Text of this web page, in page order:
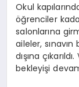
Okul
öğrenciler
salonlarına
aileler,
dışına
bekleyişi